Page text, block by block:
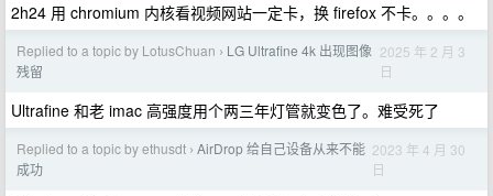
2h24 用 chromium 内核看视频网站一定卡，换 firefox 不卡。。。。
Replied to a topic by LotusChuan › LG Ultrafine 4k 出现图像
残留
2025 年 2 月 3
日
Ultrafine 和老 imac 高强度用个两三年灯管就变色了。难受死了
Replied to a topic by ethusdt › AirDrop 给自己设备从来不能
成功
2023 年 4 月 30
日